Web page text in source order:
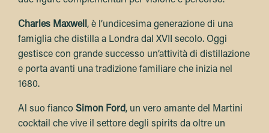
Charles Maxwell , è l’undicesima generazione di una
famiglia che distilla a Londra dal XVII secolo. Oggi
gestisce con grande successo un’attività di distillazione
e porta avanti una tradizione familiare che inizia nel
1680.
Al suo fianco Simon Ford, un vero amante del Martini
cocktail che vive il settore degli spirits da oltre un